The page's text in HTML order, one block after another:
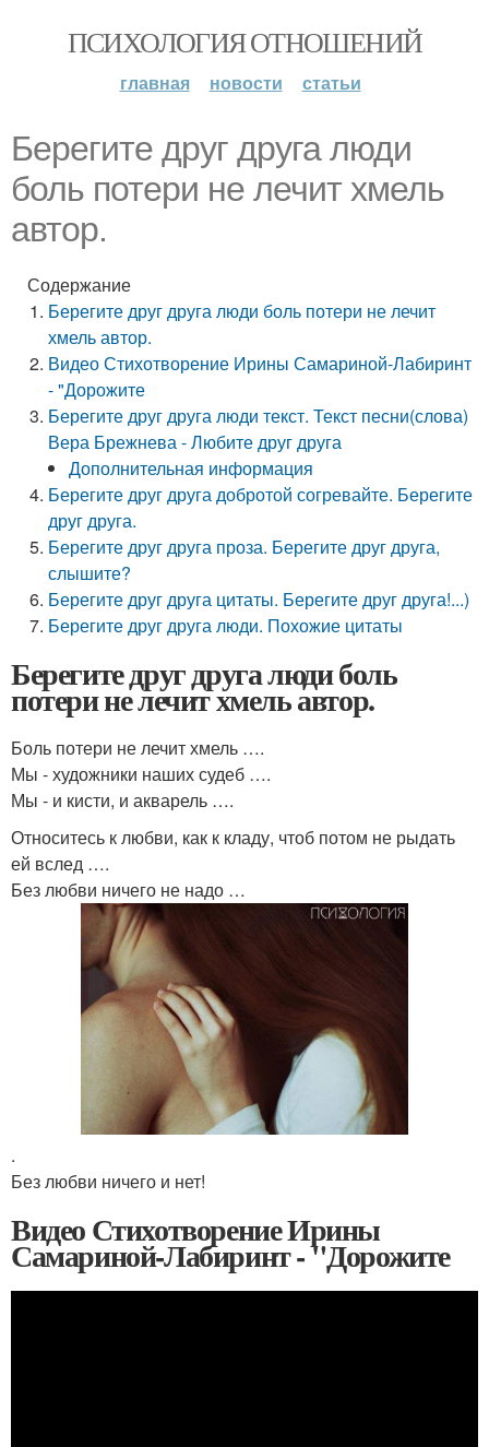
ПСИХОЛОГИЯ ОТНОШЕНИЙ
главная новости статьи
Берегите друг друга люди
боль потери не лечит хмель
автор.
Содержание
Берегите друг друга люди боль потери не лечит
хмель автор.
Видео Стихотворение Ирины Самариной-Лабиринт
- "Дорожите
Берегите друг друга люди текст. Текст песни(слова)
Вера Брежнева - Любите друг друга
Дополнительная информация
Берегите друг друга добротой согревайте. Берегите
друг друга.
Берегите друг друга проза. Берегите друг друга,
слышите?
Берегите друг друга цитаты. Берегите друг друга!...)
Берегите друг друга люди. Похожие цитаты
Берегите друг друга люди боль
потери не лечит хмель автор.
Боль потери не лечит хмель ….
Мы - художники наших судеб ….
Мы - и кисти, и акварель ….
Относитесь к любви, как к кладу, чтоб потом не рыдать
ей вслед ….
Без любви ничего не надо …
.
Без любви ничего и нет!
Видео Стихотворение Ирины
Самариной-Лабиринт - "Дорожите